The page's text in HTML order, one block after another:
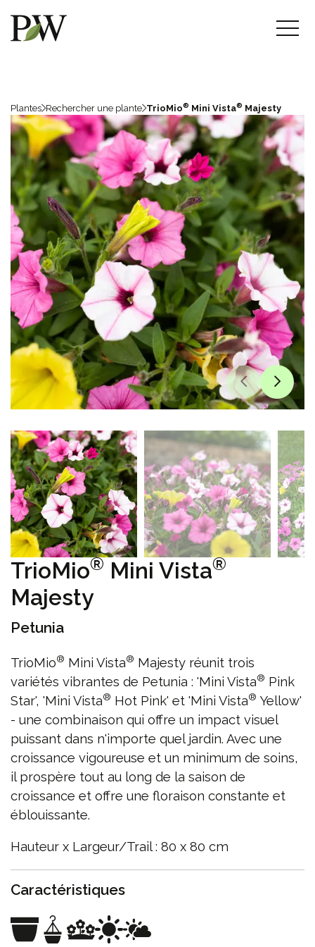
Plantes Rechercher une plante TrioMio® Mini Vista® Majesty
TrioMio® Mini Vista®
Majesty
Petunia
TrioMio® Mini Vista® Majesty réunit trois
variétés vibrantes de Petunia : 'Mini Vista® Pink
Star', 'Mini Vista® Hot Pink' et 'Mini Vista® Yellow'
- une combinaison qui offre un impact visuel
puissant dans n'importe quel jardin. Avec une
croissance vigoureuse et un minimum de soins,
il prospère tout au long de la saison de
croissance et offre une floraison constante et
éblouissante.
Hauteur x Largeur/Trail : 80 x 80 cm
Caractéristiques